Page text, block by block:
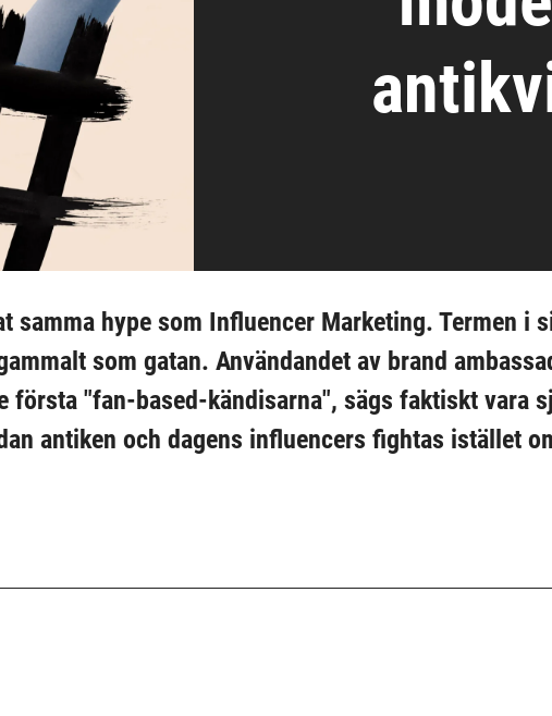
samma hype som Influencer Marketing. Termen i
som gatan. Användandet av brand
första "fan-based-kändisarna", sägs faktiskt vara
antiken och dagens influencers fightas istället